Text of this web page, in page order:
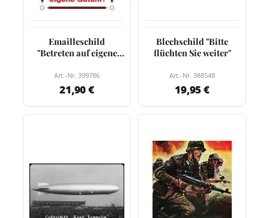
Emailleschild
"Betreten auf eigene
Art.-Nr. 399786
21,90 €
Blechschild "Bitte
flüchten Sie weiter"
Art.-Nr. 388548
19,95 €